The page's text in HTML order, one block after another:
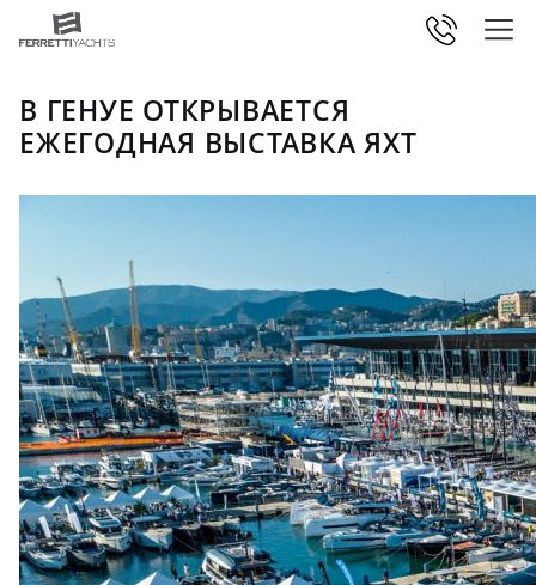
В ГЕНУЕ ОТКРЫВАЕТСЯ
ЕЖЕГОДНАЯ ВЫСТАВКА ЯХТ